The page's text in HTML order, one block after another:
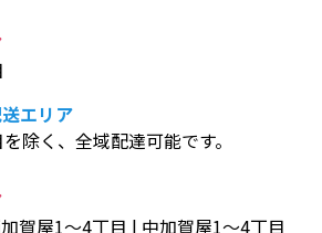
エリア
除く、全域配達可能です。
賀屋1～4丁目 | 中加賀屋1～4丁目